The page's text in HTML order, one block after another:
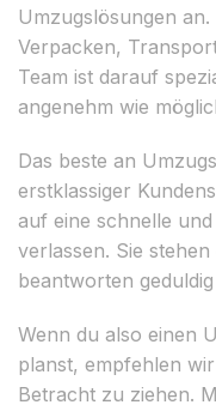
Umzugslösungen
Verpacken,
Team ist darauf
angenehm wie
Das beste an
erstklassiger
auf eine schnelle
verlassen. Sie
beantworten
Wenn du also einen
planst, empfehlen
Betracht zu ziehen.